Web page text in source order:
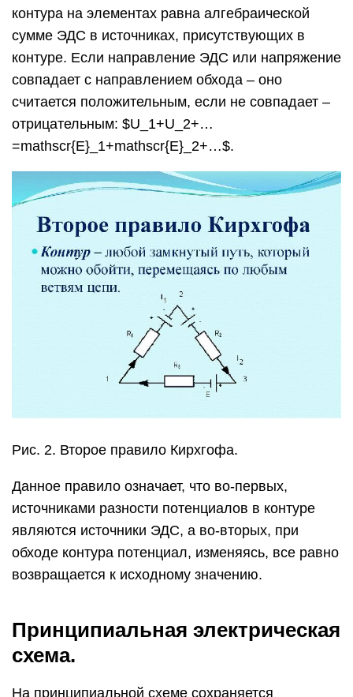
контура на элементах равна алгебраической
сумме ЭДС в источниках, присутствующих в
контуре. Если направление ЭДС или напряжение
совпадает с направлением обхода – оно
считается положительным, если не совпадает –
отрицательным: $U_1+U_2+…
=mathscr{E}_1+mathscr{E}_2+…$.
Рис. 2. Второе правило Кирхгофа.
Данное правило означает, что во-первых,
источниками разности потенциалов в контуре
являются источники ЭДС, а во-вторых, при
обходе контура потенциал, изменяясь, все равно
возвращается к исходному значению.
Принципиальная электрическая
схема.
На принципиальной схеме сохраняется